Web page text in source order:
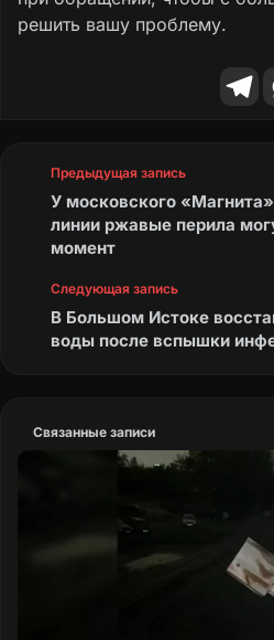
решить вашу проблему.
Предыдущая запись
У московского
линии ржавые перила
момент
Следующая запись
В Большом Истоке
воды после вспышки
Связанные записи